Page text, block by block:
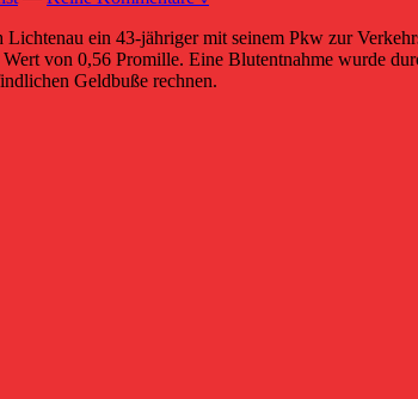
ein 43-jähriger mit seinem Pkw zur
von 0,56 Promille. Eine Blutentnahme wurde
Geldbuße rechnen.